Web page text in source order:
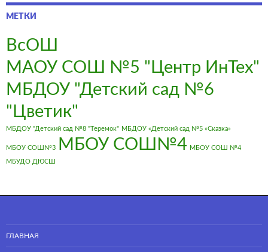
МЕТКИ
ВсОШ
МАОУ СОШ №5 "Центр ИнТех"
МБДОУ "Детский сад №6
"Цветик"
МБДОУ "Детский сад №8 "Теремок" МБДОУ «Детский сад №5 «Сказка»
МБОУ СОШ№3 МБОУ СОШ№4 МБОУ СОШ №4
МБУДО ДЮСШ
ГЛАВНАЯ